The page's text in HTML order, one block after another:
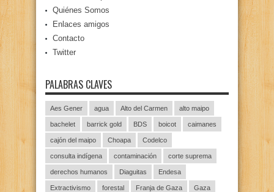
Quiénes Somos
Enlaces amigos
Contacto
Twitter
PALABRAS CLAVES
Aes Gener agua Alto del Carmen alto maipo
bachelet barrick gold BDS boicot caimanes
cajón del maipo Choapa Codelco
consulta indígena contaminación corte suprema
derechos humanos Diaguitas Endesa
Extractivismo forestal Franja de Gaza Gaza